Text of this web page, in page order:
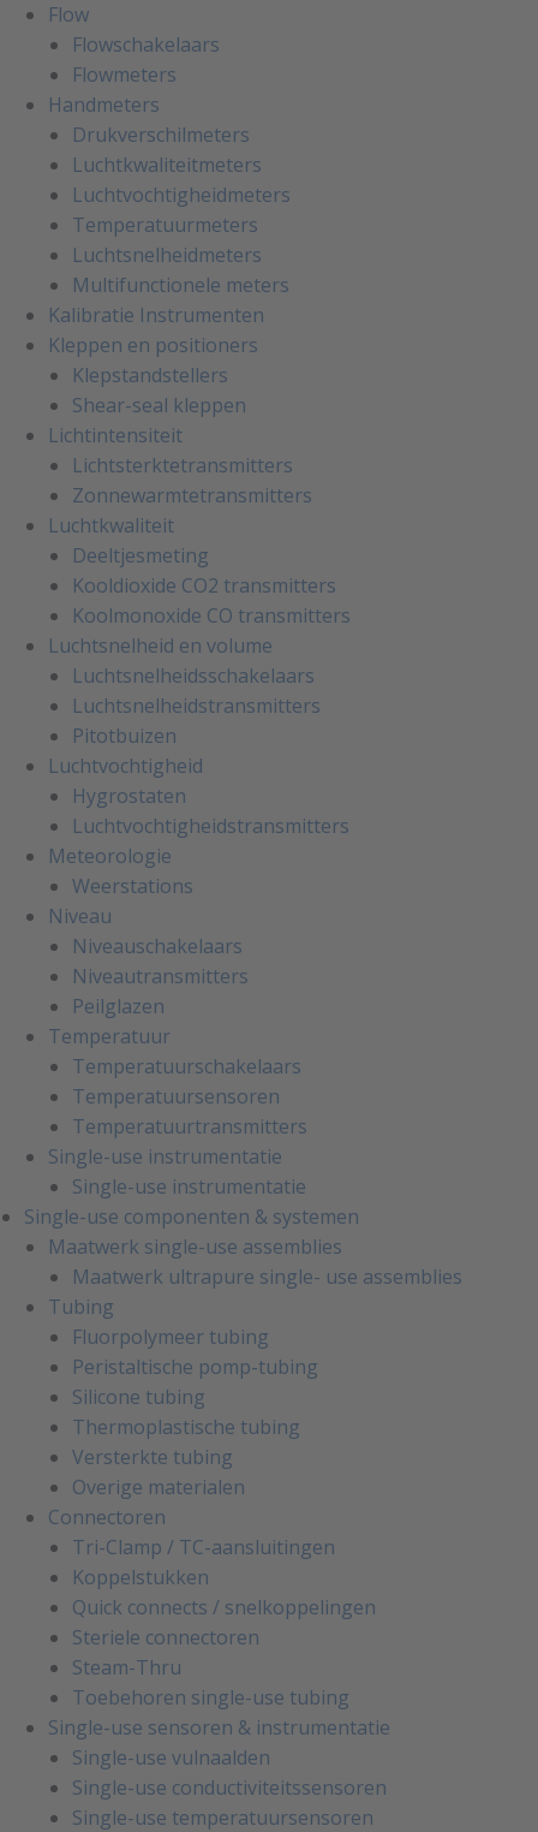
Flow
Flowschakelaars
Flowmeters
Handmeters
Drukverschilmeters
Luchtkwaliteitmeters
Luchtvochtigheidmeters
Temperatuurmeters
Luchtsnelheidmeters
Multifunctionele meters
Kalibratie Instrumenten
Kleppen en positioners
Klepstandstellers
Shear-seal kleppen
Lichtintensiteit
Lichtsterktetransmitters
Zonnewarmtetransmitters
Luchtkwaliteit
Deeltjesmeting
Kooldioxide CO2 transmitters
Koolmonoxide CO transmitters
Luchtsnelheid en volume
Luchtsnelheidsschakelaars
Luchtsnelheidstransmitters
Pitotbuizen
Luchtvochtigheid
Hygrostaten
Luchtvochtigheidstransmitters
Meteorologie
Weerstations
Niveau
Niveauschakelaars
Niveautransmitters
Peilglazen
Temperatuur
Temperatuurschakelaars
Temperatuursensoren
Temperatuurtransmitters
Single-use instrumentatie
Single-use instrumentatie
Single-use componenten & systemen
Maatwerk single-use assemblies
Maatwerk ultrapure single- use assemblies
Tubing
Fluorpolymeer tubing
Peristaltische pomp-tubing
Silicone tubing
Thermoplastische tubing
Versterkte tubing
Overige materialen
Connectoren
Tri-Clamp / TC-aansluitingen
Koppelstukken
Quick connects / snelkoppelingen
Steriele connectoren
Steam-Thru
Toebehoren single-use tubing
Single-use sensoren & instrumentatie
Single-use vulnaalden
Single-use conductiviteitssensoren
Single-use temperatuursensoren